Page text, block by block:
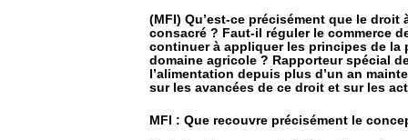
(MFI) Qu’est-ce précisément que le
consacré ? Faut-il réguler le commerce
continuer à appliquer les principes de la
domaine agricole ? Rapporteur spécial
l’alimentation depuis plus d’un an
sur les avancées de ce droit et sur les
MFI : Que recouvre précisément le